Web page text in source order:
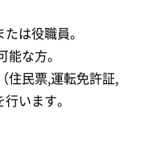
は役職員。
能な方。
民票,運転免許証,
います。